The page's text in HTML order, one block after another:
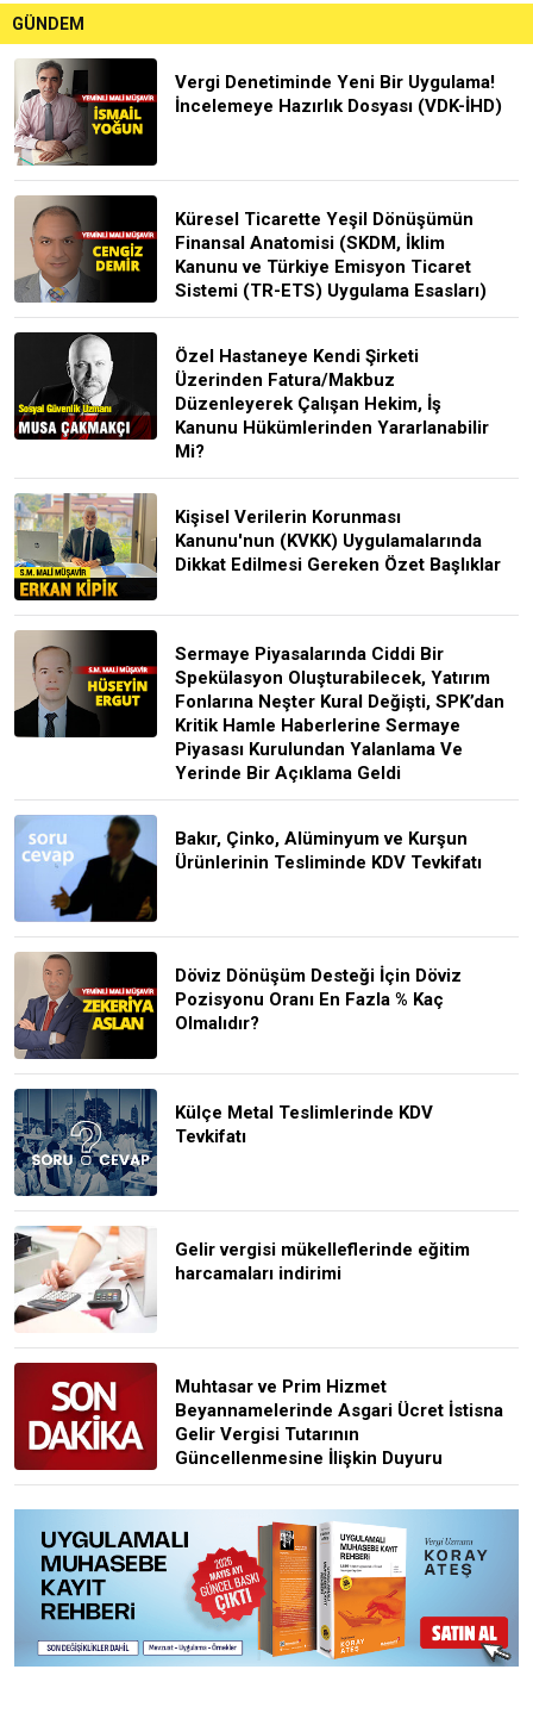
GÜNDEM
Vergi Denetiminde Yeni Bir Uygulama!
İncelemeye Hazırlık Dosyası (VDK-İHD)
Küresel Ticarette Yeşil Dönüşümün
Finansal Anatomisi (SKDM, İklim
Kanunu ve Türkiye Emisyon Ticaret
Sistemi (TR-ETS) Uygulama Esasları)
Özel Hastaneye Kendi Şirketi
Üzerinden Fatura/Makbuz
Düzenleyerek Çalışan Hekim, İş
Kanunu Hükümlerinden Yararlanabilir
Mi?
Kişisel Verilerin Korunması
Kanunu'nun (KVKK) Uygulamalarında
Dikkat Edilmesi Gereken Özet Başlıklar
Sermaye Piyasalarında Ciddi Bir
Spekülasyon Oluşturabilecek, Yatırım
Fonlarına Neşter Kural Değişti, SPK’dan
Kritik Hamle Haberlerine Sermaye
Piyasası Kurulundan Yalanlama Ve
Yerinde Bir Açıklama Geldi
Bakır, Çinko, Alüminyum ve Kurşun
Ürünlerinin Tesliminde KDV Tevkifatı
Döviz Dönüşüm Desteği İçin Döviz
Pozisyonu Oranı En Fazla % Kaç
Olmalıdır?
Külçe Metal Teslimlerinde KDV
Tevkifatı
Gelir vergisi mükelleflerinde eğitim
harcamaları indirimi
Muhtasar ve Prim Hizmet
Beyannamelerinde Asgari Ücret İstisna
Gelir Vergisi Tutarının
Güncellenmesine İlişkin Duyuru